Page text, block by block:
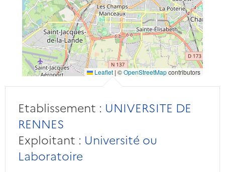
Leaflet | ©OpenStreetMapcontributors
Etablissement : UNIVERSITE DE
RENNES
Exploitant : Université ou
Laboratoire